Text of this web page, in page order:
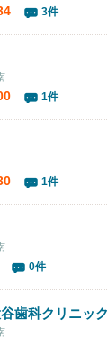
3件
1件
1件
0件
歯科クリニック